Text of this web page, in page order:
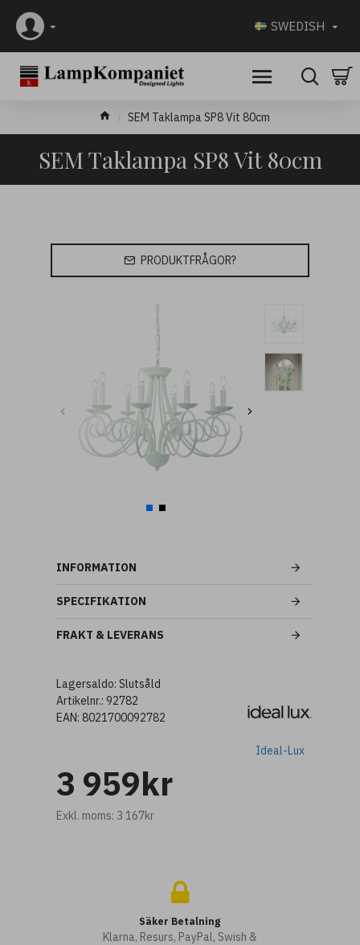
SWEDISH
SEM Taklampa SP8 Vit 80cm
SEM Taklampa SP8 Vit 80cm
PRODUKTFRÅGOR?
INFORMATION
SPECIFIKATION
FRAKT & LEVERANS
3 959kr
Exkl. moms: 3 167kr
Lagersaldo: Slutsåld
Artikelnr.: 92782
EAN: 8021700092782
Ideal-Lux
Säker Betalning
Klarna, Resurs, PayPal, Swish &